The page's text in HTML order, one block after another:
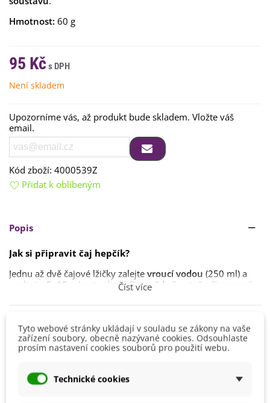
Hmotnost: 60 g
95 Kč
Není skladem
Upozorníme vás, až produkt bude skladem. Vložte váš
email.
Kód zboží: 4000539Z
Přidat k oblíbeným
Popis
Jak si připravit čaj hepčík?
Jednu až dvě čajové lžičky zalejte vroucí vodou (250 ml) a
nechejte 5–10 minut odstát. Pijtevždy čerstvě připravený
Složení:šalvěj lékařská list, plicník lékařský list, jitrocel
kopinatý list, černý bez květ, šípek plod, divizna květ
č. 1924/2006, o výživových a zdravotních tvrzeních, nám
Číst více
BIO Kvalita
Výrobce
Tyto webové stránky ukládají v souladu se zákony na vaše
zařízení soubory, obecně nazývané cookies. Odsouhlaste
prosím nastavení cookies souborů pro použití webu.
Technické cookies